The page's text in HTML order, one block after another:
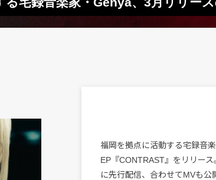
福岡を拠点に活動する宅録音
EP『CONTRAST』をリリー
に先行配信、合わせてMVも公